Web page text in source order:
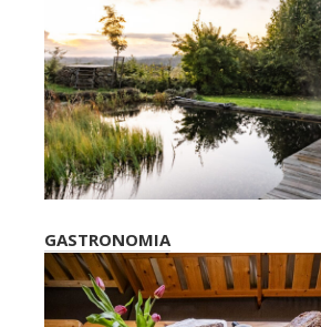
GASTRONOMIA